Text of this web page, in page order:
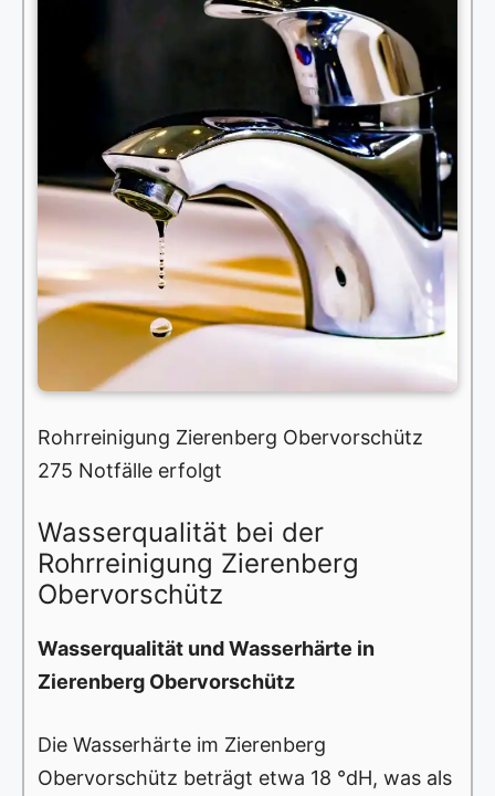
Rohrreinigung Zierenberg Obervorschütz
275 Notfälle erfolgt
Wasserqualität bei der
Rohrreinigung Zierenberg
Obervorschütz
Wasserqualität und Wasserhärte in
Zierenberg Obervorschütz
Die Wasserhärte im Zierenberg
Obervorschütz beträgt etwa 18 °dH, was als